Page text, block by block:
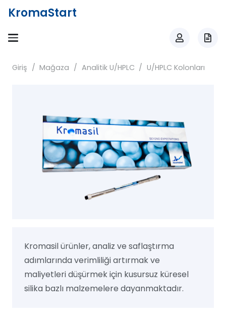
KromaStart
Giriş / Mağaza / Analitik U/HPLC / U/HPLC Kolonları
Kromasil ürünler, analiz ve saflaştırma
adımlarında verimliliği artırmak ve
maliyetleri düşürmek için kusursuz küresel
silika bazlı malzemelere dayanmaktadır.